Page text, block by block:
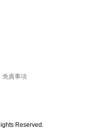
免責事項
や観光地を写真で紹介。
Reserved.